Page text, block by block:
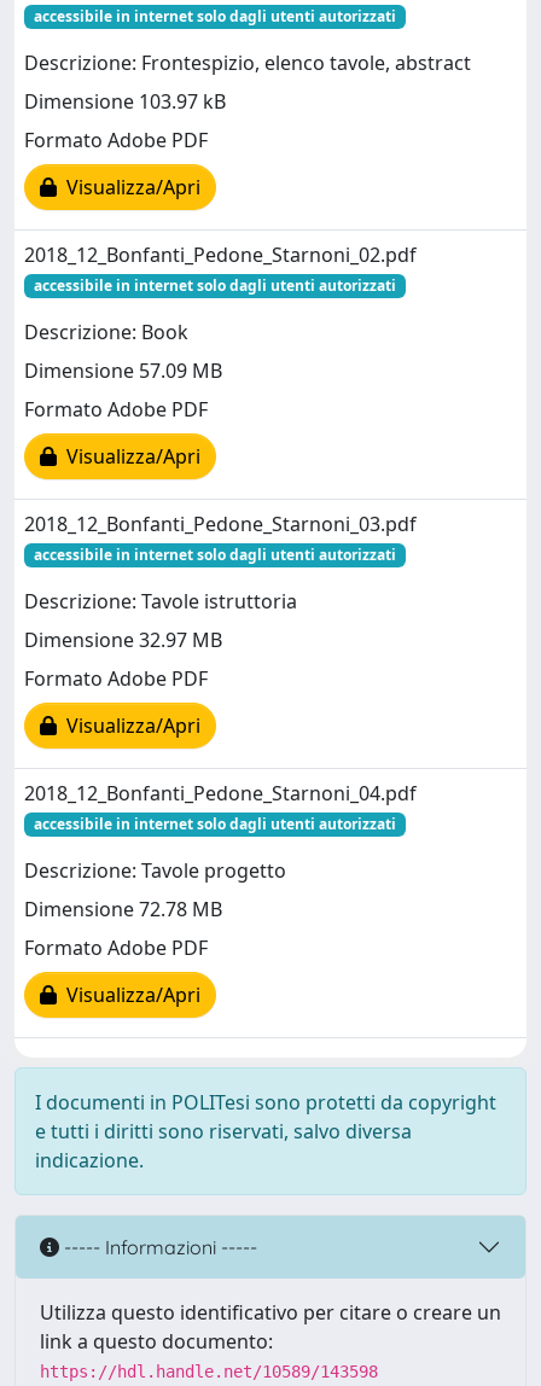
accessibile in internet solo dagli utenti autorizzati
Descrizione: Frontespizio, elenco tavole, abstract
Dimensione 103.97 kB
Formato Adobe PDF
Visualizza/Apri
2018_12_Bonfanti_Pedone_Starnoni_02.pdf
accessibile in internet solo dagli utenti autorizzati
Descrizione: Book
Dimensione 57.09 MB
Formato Adobe PDF
Visualizza/Apri
2018_12_Bonfanti_Pedone_Starnoni_03.pdf
accessibile in internet solo dagli utenti autorizzati
Descrizione: Tavole istruttoria
Dimensione 32.97 MB
Formato Adobe PDF
Visualizza/Apri
2018_12_Bonfanti_Pedone_Starnoni_04.pdf
accessibile in internet solo dagli utenti autorizzati
Descrizione: Tavole progetto
Dimensione 72.78 MB
Formato Adobe PDF
Visualizza/Apri
I documenti in POLITesi sono protetti da copyright
e tutti i diritti sono riservati, salvo diversa
indicazione.
----- Informazioni -----
Utilizza questo identificativo per citare o creare un
link a questo documento:
https://hdl.handle.net/10589/143598